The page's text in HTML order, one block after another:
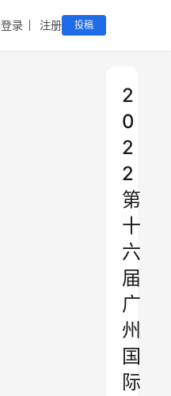
登录 注册 投稿
2
0
2
2
第
十
六
届
广
州
国
际